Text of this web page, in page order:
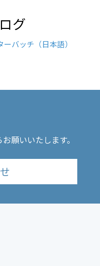
グ
バッチ（日本語）